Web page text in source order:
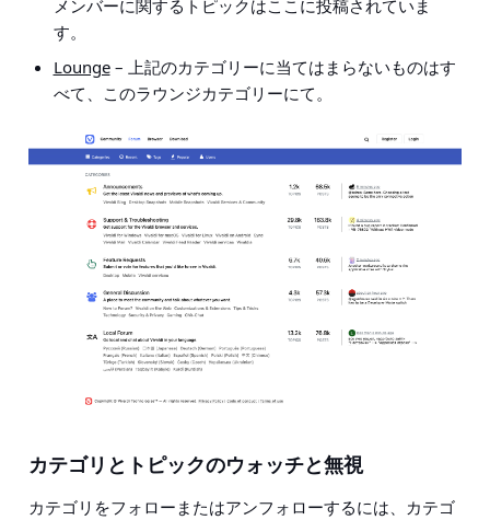
メンバーに関するトピックはここに投稿されていま
す。
Lounge– 上記のカテゴリーに当てはまらないものはす
べて、このラウンジカテゴリーにて。
カテゴリとトピックのウォッチと無視
カテゴリをフォローまたはアンフォローするには、カテゴ